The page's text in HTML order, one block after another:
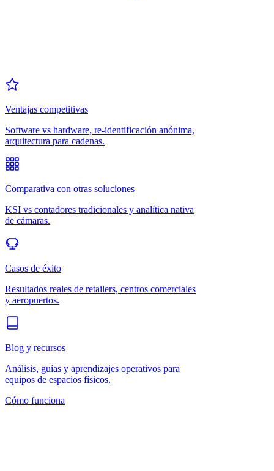
Ventajas competitivas
Software vs hardware, re-identificación anónima,
arquitectura para cadenas.
Comparativa con otras soluciones
KSI vs contadores tradicionales y analítica nativa
de cámaras.
Casos de éxito
Resultados reales de retailers, centros comerciales
y aeropuertos.
Blog y recursos
Análisis, guías y aprendizajes operativos para
equipos de espacios físicos.
Cómo funciona